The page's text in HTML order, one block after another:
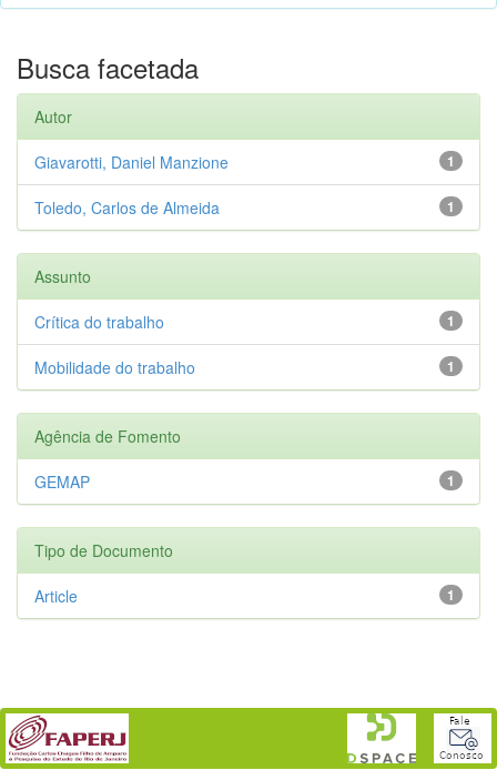
Busca facetada
Autor
1
Giavarotti, Daniel Manzione
1
Toledo, Carlos de Almeida
Assunto
1
Crítica do trabalho
1
Mobilidade do trabalho
Agência de Fomento
1
GEMAP
Tipo de Documento
1
Article